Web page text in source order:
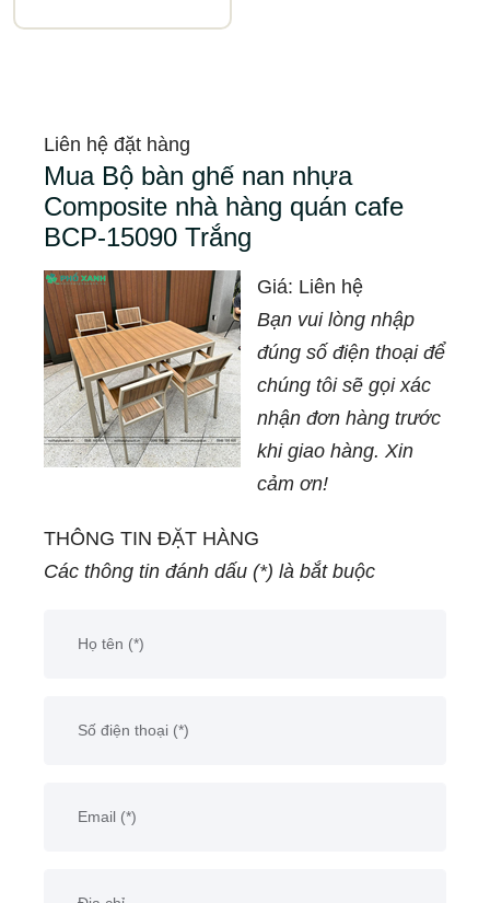
Liên hệ đặt hàng
Mua Bộ bàn ghế nan nhựa
Composite nhà hàng quán cafe
BCP-15090 Trắng
Giá: Liên hệ
Bạn vui lòng nhập
đúng số điện thoại để
chúng tôi sẽ gọi xác
nhận đơn hàng trước
khi giao hàng. Xin
cảm ơn!
THÔNG TIN ĐẶT HÀNG
Các thông tin đánh dấu (*) là bắt buộc